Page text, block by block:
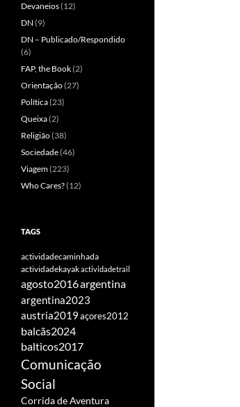
Devaneios(12)
DN (9)
DN – Publicado/Respondido
(6)
FAP, the Book(2)
Orientação(27)
Política(23)
Queixa(2)
Religião(38)
Sociedade(46)
Viagem(223)
Who Cares?(12)
TAGS
actividadecaminhada
actividadekayakactividadetrail
agosto2016argentina
argentina2023
austria2019açores2012
balcãs2024
balticos2017
Comunicação
Social
Corrida de Aventura